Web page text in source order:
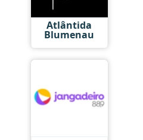
Atlântida
Blumenau